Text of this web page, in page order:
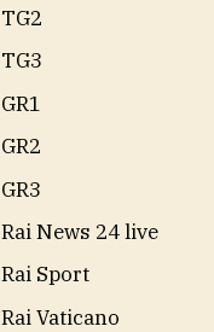
TG2
TG3
GR1
GR2
GR3
Rai News 24 live
Rai Sport
Rai Vaticano